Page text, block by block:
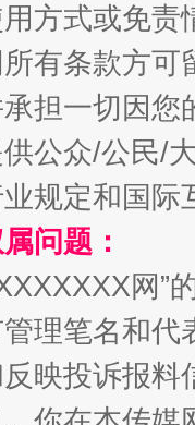
规模
方式或免责
有条款方
担一切因
公众/公民/
规定和国
问题：
网”
理笔名和
映投诉报